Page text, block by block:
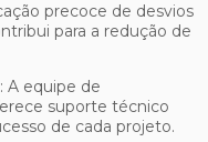
para a redução de
suporte técnico
de cada projeto.